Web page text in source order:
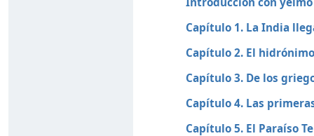
Capítulo 1. La India
Capítulo 2. El
Capítulo 3. De los
Capítulo 4. Las
Capítulo 5. El Paraíso